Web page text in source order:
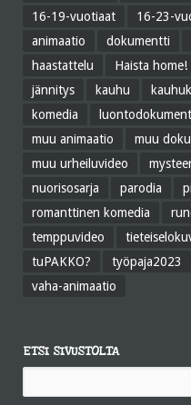
16-19-vuotiaat
16-23-
animaatio
dokumentti
haastattelu
Haista home!
jännitys
kauhu
komedia
muu animaatio
muu
muu urheiluvideo
nuorisosarja
parodia
romanttinen komedia
temppuvideo
tuPAKKO?
työpaja2023
vaha-animaatio
ETSI SIVUSTOLTA